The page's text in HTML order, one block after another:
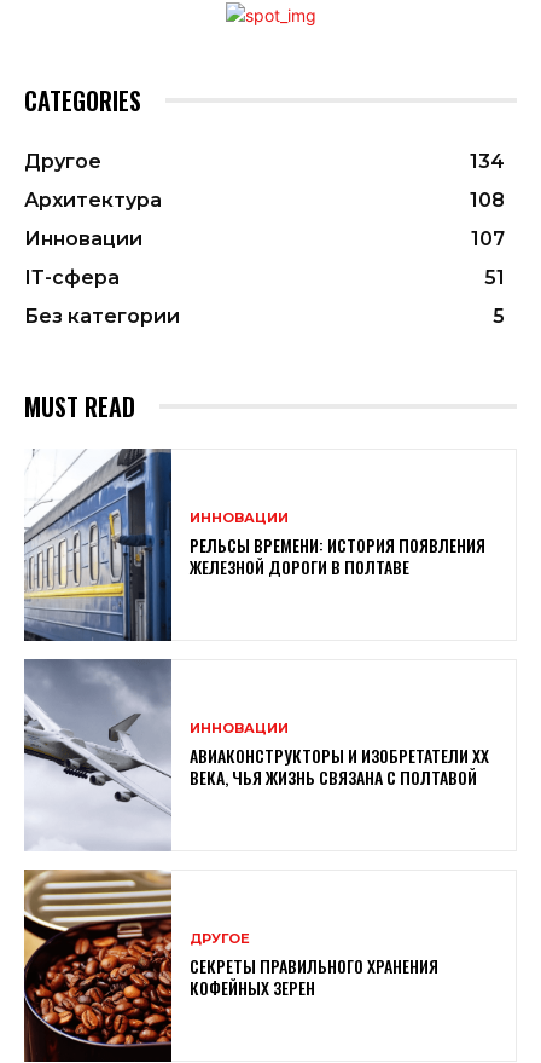
CATEGORIES
Другое
134
Архитектура
108
Инновации
107
ІТ-сфера
51
Без категории
5
MUST READ
ИННОВАЦИИ
РЕЛЬСЫ ВРЕМЕНИ: ИСТОРИЯ ПОЯВЛЕНИЯ
ЖЕЛЕЗНОЙ ДОРОГИ В ПОЛТАВЕ
ИННОВАЦИИ
АВИАКОНСТРУКТОРЫ И ИЗОБРЕТАТЕЛИ XX
ВЕКА, ЧЬЯ ЖИЗНЬ СВЯЗАНА С ПОЛТАВОЙ
ДРУГОЕ
СЕКРЕТЫ ПРАВИЛЬНОГО ХРАНЕНИЯ
КОФЕЙНЫХ ЗЕРЕН